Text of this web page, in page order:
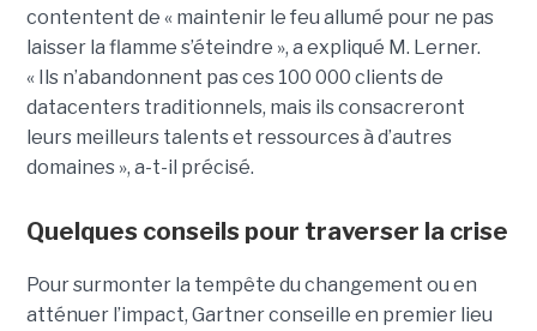
contentent de « maintenir le feu allumé pour ne pas
laisser la flamme s’éteindre », a expliqué M. Lerner.
« Ils n’abandonnent pas ces 100 000 clients de
datacenters traditionnels, mais ils consacreront
leurs meilleurs talents et ressources à d’autres
domaines », a-t-il précisé.
Quelques conseils pour traverser la crise
Pour surmonter la tempête du changement ou en
atténuer l’impact, Gartner conseille en premier lieu